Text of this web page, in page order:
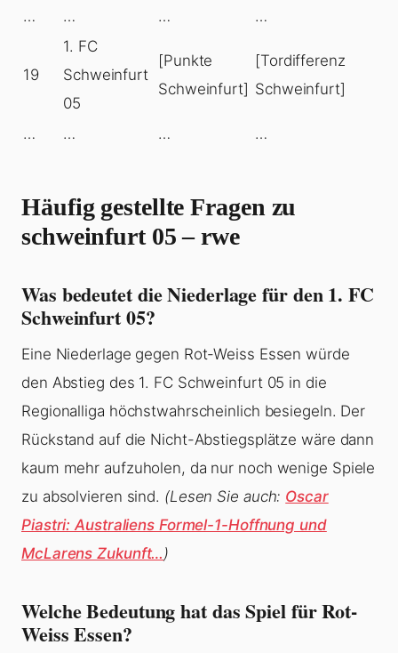
… … … …
19
1. FC
Schweinfurt
05
[Punkte
Schweinfurt]
[Tordifferenz
Schweinfurt]
… … … …
Häufig gestellte Fragen zu
schweinfurt 05 – rwe
Was bedeutet die Niederlage für den 1. FC
Schweinfurt 05?
Eine Niederlage gegen Rot-Weiss Essen würde
den Abstieg des 1. FC Schweinfurt 05 in die
Regionalliga höchstwahrscheinlich besiegeln. Der
Rückstand auf die Nicht-Abstiegsplätze wäre dann
kaum mehr aufzuholen, da nur noch wenige Spiele
zu absolvieren sind. (Lesen Sie auch: Oscar
Piastri: Australiens Formel-1-Hoffnung und
McLarens Zukunft…)
Welche Bedeutung hat das Spiel für Rot-
Weiss Essen?